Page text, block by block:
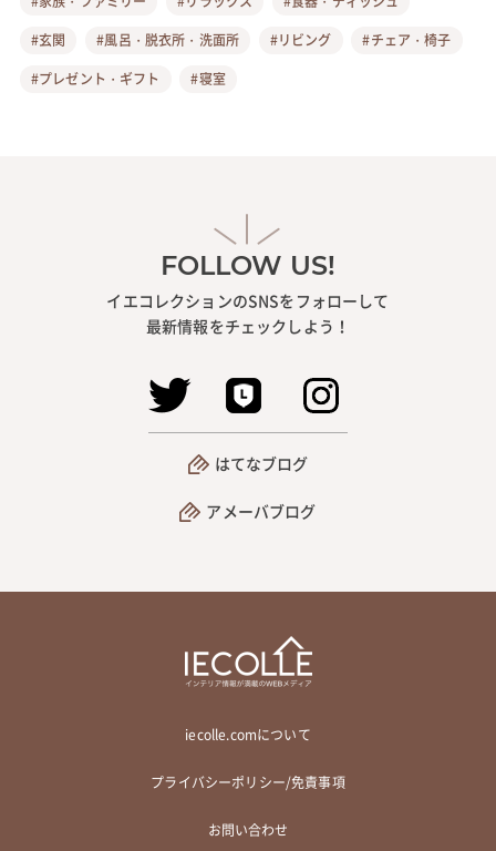
#玄関
#風呂・脱衣所・洗面所 #リビング
#チェア・椅子
#プレゼント・ギフト
#寝室
FOLLOW US!
イエコレクションのSNSをフォローして
最新情報をチェックしよう！
はてなブログ
アメーバブログ
iecolle.comについて
プライバシーポリシー/免責事項
お問い合わせ